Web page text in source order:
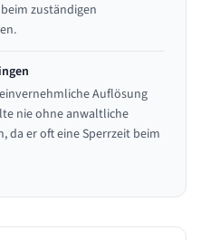
zuständigen
Auflösung
nie ohne anwaltliche
da er oft eine Sperrzeit beim